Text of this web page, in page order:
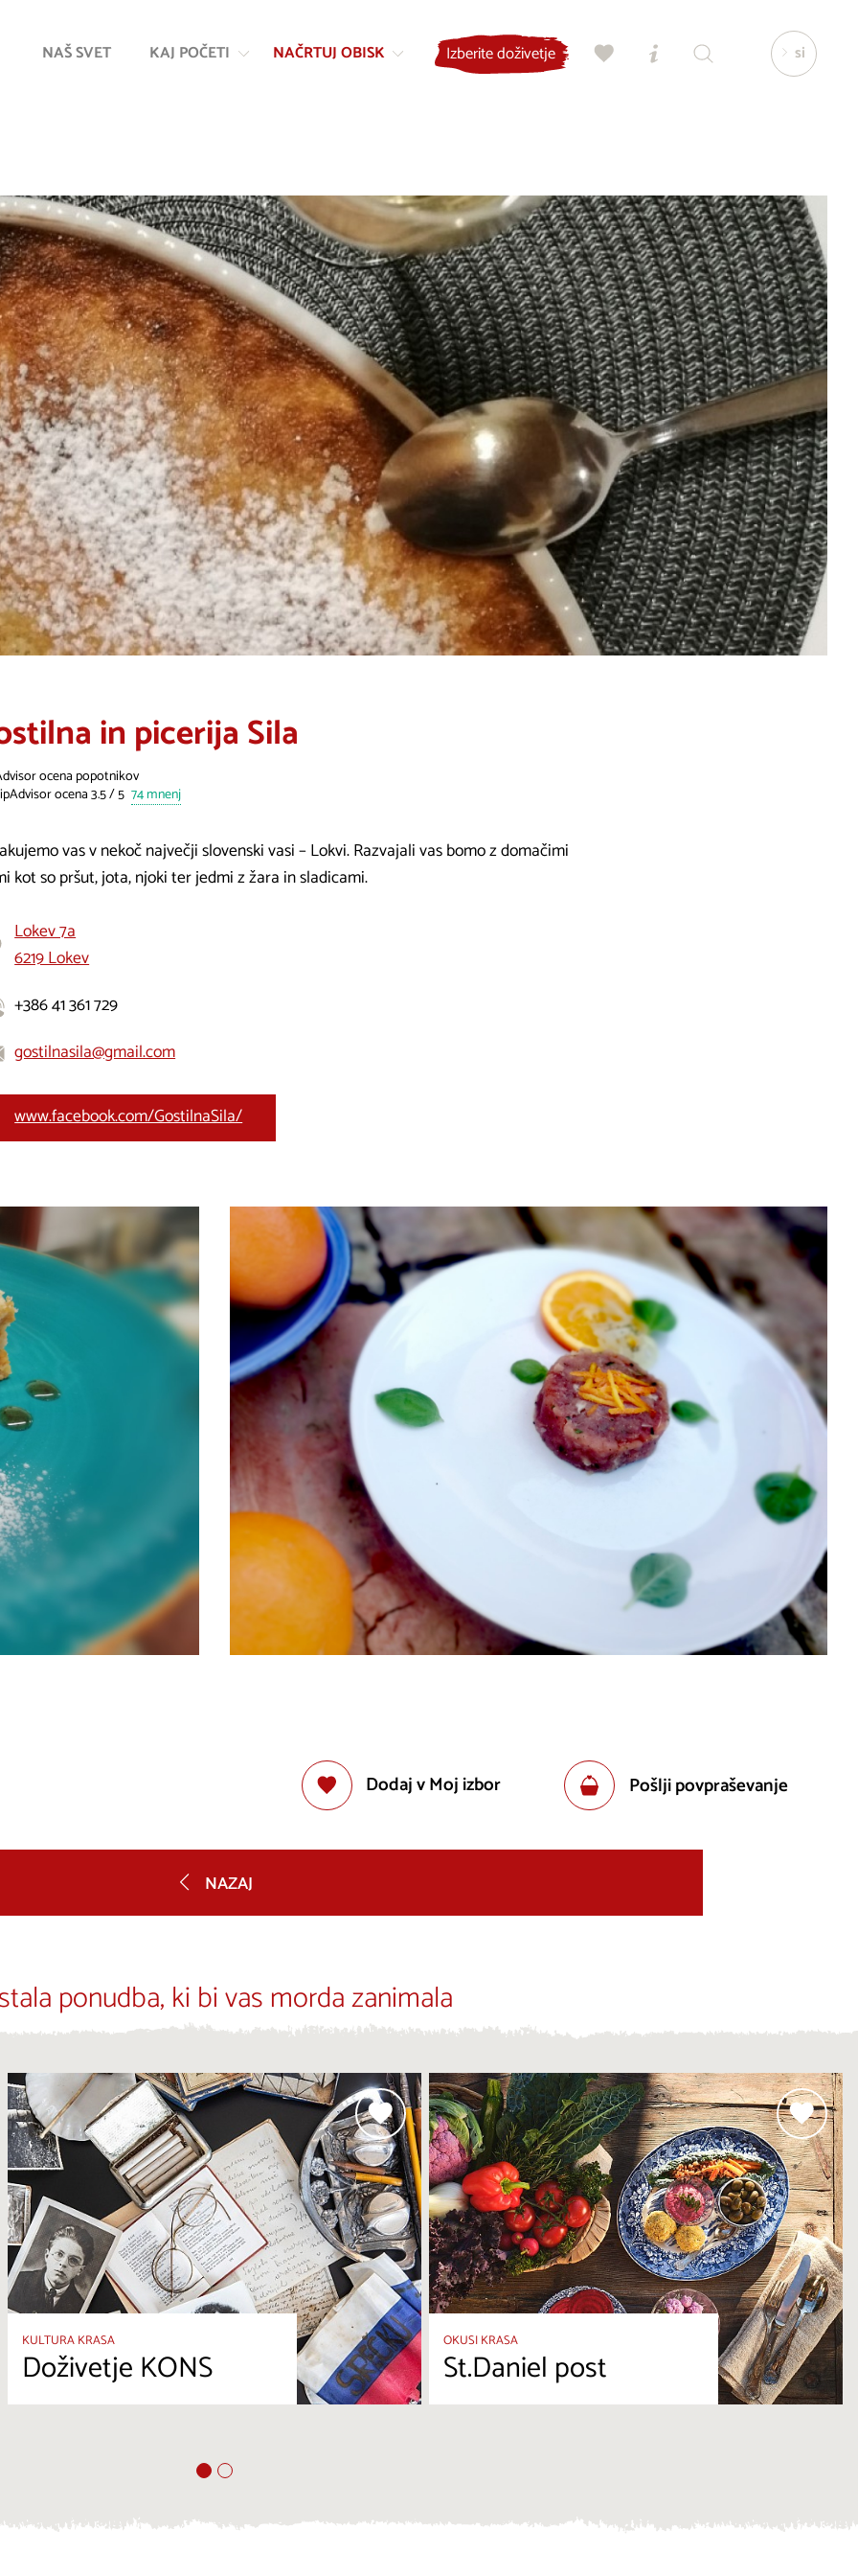
vsebino
NAŠ SVET KAJ POČETI NAČRTUJ OBISK Izberite doživetje si
in picerija Sila
ocena popotnikov
74 mnenj
vas v nekoč največji slovenski vasi – Lokvi. Razvajali vas bomo z domačimi
kot so pršut, jota, njoki ter jedmi z žara in sladicami.
Lokev 7a
6219 Lokev
+386 41 361 729
gostilnasila@gmail.com
www.facebook.com/GostilnaSila/
Dodaj v Moj izbor Pošlji povpraševanje
NAZAJ
ponudba, ki bi vas morda zanimala
KULTURA KRASA
Doživetje KONS
OKUSI KRASA
St.Daniel post